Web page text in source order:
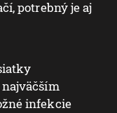
potrebný je aj
infekcie